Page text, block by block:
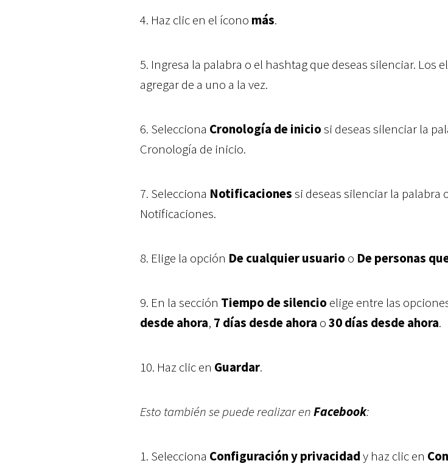
4. Haz clic en el ícono más.
5. Ingresa la palabra o el hashtag que deseas silenciar. Los
agregar de a uno a la vez.
6. Selecciona Cronología de iniciosi deseas silenciar la
Cronología de inicio.
7. Selecciona Notificacionessi deseas silenciar la palabra
Notificaciones.
8. Elige la opción De cualquier usuarioo De personas
9. En la sección Tiempo de silencioelige entre las
desde ahora, 7 días desde ahora o30 días desde ahora.
10. Haz clic en Guardar.
Esto también se puede realizar enFacebook:
1. Selecciona Configuración y privacidady haz clic en